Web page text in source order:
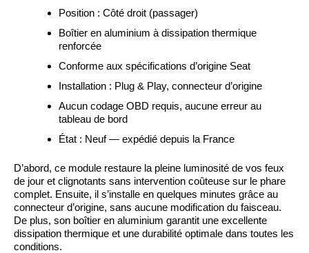
Position : Côté droit (passager)
Boîtier en aluminium à dissipation thermique
renforcée
Conforme aux spécifications d’origine Seat
Installation : Plug & Play, connecteur d’origine
Aucun codage OBD requis, aucune erreur au
tableau de bord
État : Neuf — expédié depuis la France
D’abord, ce module restaure la pleine luminosité de vos feux
de jour et clignotants sans intervention coûteuse sur le phare
complet. Ensuite, il s’installe en quelques minutes grâce au
connecteur d’origine, sans aucune modification du faisceau.
De plus, son boîtier en aluminium garantit une excellente
dissipation thermique et une durabilité optimale dans toutes les
conditions.